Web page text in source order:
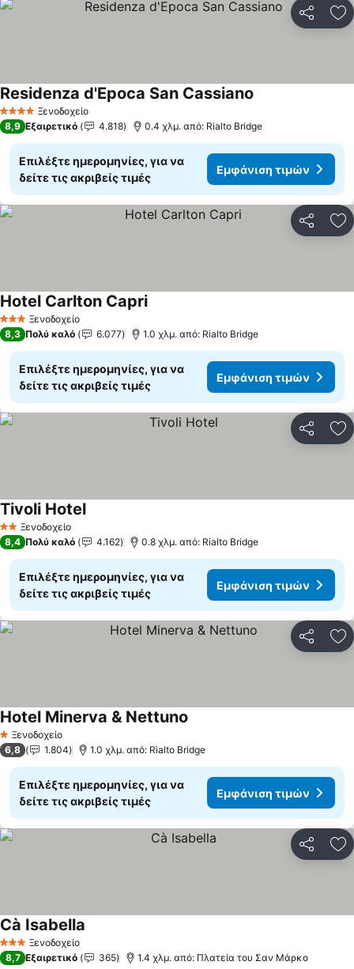
4 ΑστέριαΞενοδοχείο
Residenza d'Epoca San Cassiano
8,9 Εξαιρετικό 4.818 0.4 χλμ. από: Rialto Bridge
Επιλέξτε ημερομηνίες, για να
δείτε τις ακριβείς τιμές
Εμφάνιση τιμών
3 ΑστέριαΞενοδοχείο
Hotel Carlton CapriΕμφάνιση τιμών
8,3 Πολύ καλό 6.077 1.0 χλμ. από: Rialto Bridge
Επιλέξτε ημερομηνίες, για να
δείτε τις ακριβείς τιμές
Εμφάνιση τιμών
2 ΑστέριαΞενοδοχείο
Tivoli HotelΕμφάνιση τιμών
8,4 Πολύ καλό 4.162 0.8 χλμ. από: Rialto Bridge
Επιλέξτε ημερομηνίες, για να
δείτε τις ακριβείς τιμές
Εμφάνιση τιμών
1 Αστέρια
Ξενοδοχείο
Hotel Minerva & Nettuno
6,8 1.804 1.0 χλμ. από: Rialto Bridge
Επιλέξτε ημερομηνίες, για να
δείτε τις ακριβείς τιμές
Εμφάνιση τιμών
3 ΑστέριαΞενοδοχείο
Cà Isabella
8,7 Εξαιρετικό 365 1.4 χλμ. από: Πλατεία του Σαν Μάρκο